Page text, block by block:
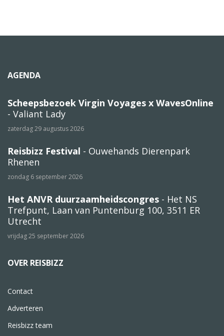
AGENDA
Scheepsbezoek Virgin Voyages x WavesOnline
- Valiant Lady
zaterdag 29 augustus 2026
Reisbizz Festival - Ouwehands Dierenpark
Rhenen
zondag 6 september 2026
Het ANVR duurzaamheidscongres - Het NS
Trefpunt, Laan van Puntenburg 100, 3511 ER
Utrecht
vrijdag 25 september 2026
OVER REISBIZZ
Contact
Adverteren
Reisbizz team